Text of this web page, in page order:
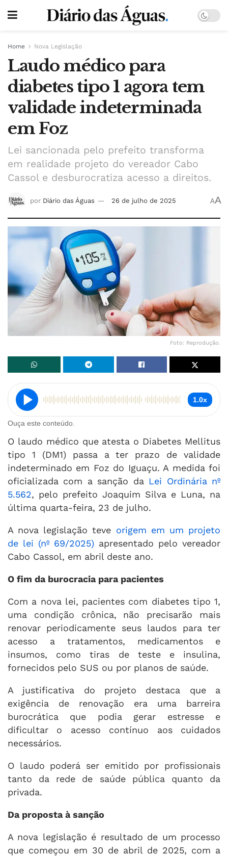
Home Nova Legislação
Laudo médico para
diabetes tipo 1 agora tem
validade indeterminada
em Foz
Lei sancionada pelo prefeito transforma
em realidade projeto do vereador Cabo
Cassol e desburocratiza acesso a direitos.
por Diário das Águas 26 de julho de 2025 AA
Foto: Reprodução.
1.0x
Ouça este conteúdo.
O laudo médico que atesta o Diabetes Mellitus
tipo 1 (DM1) passa a ter prazo de validade
indeterminado em Foz do Iguaçu. A medida foi
oficializada com a sanção da Lei Ordinária nº
5.562, pelo prefeito Joaquim Silva e Luna, na
última quarta-feira, 23 de julho.
A nova legislação teve origem em um projeto
de lei (nº 69/2025) apresentado pelo vereador
Cabo Cassol, em abril deste ano.
O fim da burocracia para pacientes
Com a nova lei, pacientes com diabetes tipo 1,
uma condição crônica, não precisarão mais
renovar periodicamente seus laudos para ter
acesso a tratamentos, medicamentos e
insumos, como tiras de teste e insulina,
fornecidos pelo SUS ou por planos de saúde.
A justificativa do projeto destaca que a
exigência de renovação era uma barreira
burocrática que podia gerar estresse e
dificultar o acesso contínuo aos cuidados
necessários.
O laudo poderá ser emitido por profissionais
tanto da rede de saúde pública quanto da
privada.
Da proposta à sanção
A nova legislação é resultado de um processo
que começou em 30 de abril de 2025, com a